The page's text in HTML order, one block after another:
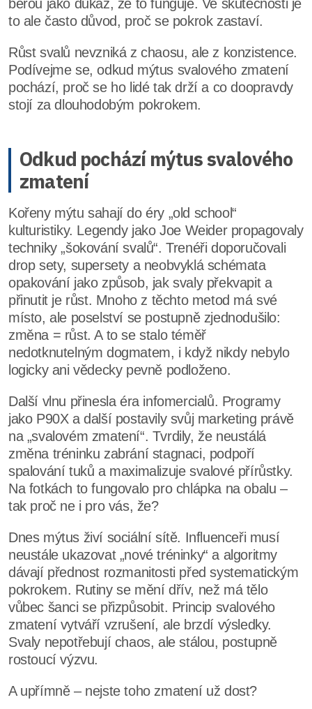
berou jako důkaz, že to funguje. Ve skutečnosti je
to ale často důvod, proč se pokrok zastaví.
Růst svalů nevzniká z chaosu, ale z konzistence.
Podívejme se, odkud mýtus svalového zmatení
pochází, proč se ho lidé tak drží a co doopravdy
stojí za dlouhodobým pokrokem.
Odkud pochází mýtus svalového
zmatení
Kořeny mýtu sahají do éry „old school“
kulturistiky. Legendy jako Joe Weider propagovaly
techniky „šokování svalů“. Trenéři doporučovali
drop sety, supersety a neobvyklá schémata
opakování jako způsob, jak svaly překvapit a
přinutit je růst. Mnoho z těchto metod má své
místo, ale poselství se postupně zjednodušilo:
změna = růst. A to se stalo téměř
nedotknutelným dogmatem, i když nikdy nebylo
logicky ani vědecky pevně podloženo.
Další vlnu přinesla éra infomercialů. Programy
jako P90X a další postavily svůj marketing právě
na „svalovém zmatení“. Tvrdily, že neustálá
změna tréninku zabrání stagnaci, podpoří
spalování tuků a maximalizuje svalové přírůstky.
Na fotkách to fungovalo pro chlápka na obalu –
tak proč ne i pro vás, že?
Dnes mýtus živí sociální sítě. Influenceři musí
neustále ukazovat „nové tréninky“ a algoritmy
dávají přednost rozmanitosti před systematickým
pokrokem. Rutiny se mění dřív, než má tělo
vůbec šanci se přizpůsobit. Princip svalového
zmatení vytváří vzrušení, ale brzdí výsledky.
Svaly nepotřebují chaos, ale stálou, postupně
rostoucí výzvu.
A upřímně – nejste toho zmatení už dost?